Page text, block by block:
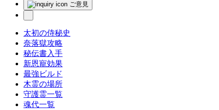
ご意見
太初の侍秘史
奈落獄攻略
秘伝書入手
新恩寵効果
最強ビルド
木霊の場所
守護霊一覧
魂代一覧